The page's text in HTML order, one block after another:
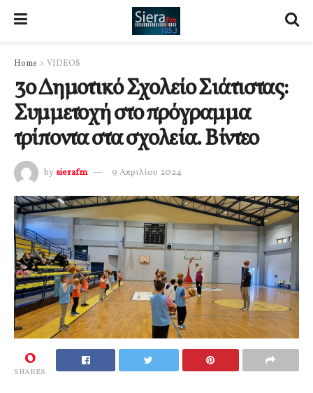
Home VIDEOS
3ο Δημοτικό Σχολείο Σιάτιστας:
Συμμετοχή στο πρόγραμμα
τρίποντα στα σχολεία. Βίντεο
by sierafm 9 Απριλίου 2024
0
SHARES